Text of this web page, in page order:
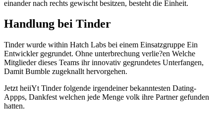
einander nach rechts gewischt besitzen, besteht die Einheit.
Handlung bei Tinder
Tinder wurde within Hatch Labs bei einem Einsatzgruppe Ein
Entwickler gegrundet. Ohne unterbrechung verlie?en Welche
Mitglieder dieses Teams ihr innovativ gegrundetes Unterfangen,
Damit Bumble zugeknallt hervorgehen.
Jetzt heiiYt Tinder folgende irgendeiner bekanntesten Dating-
Appps, Dankfest welchen jede Menge volk ihre Partner gefunden
hatten.